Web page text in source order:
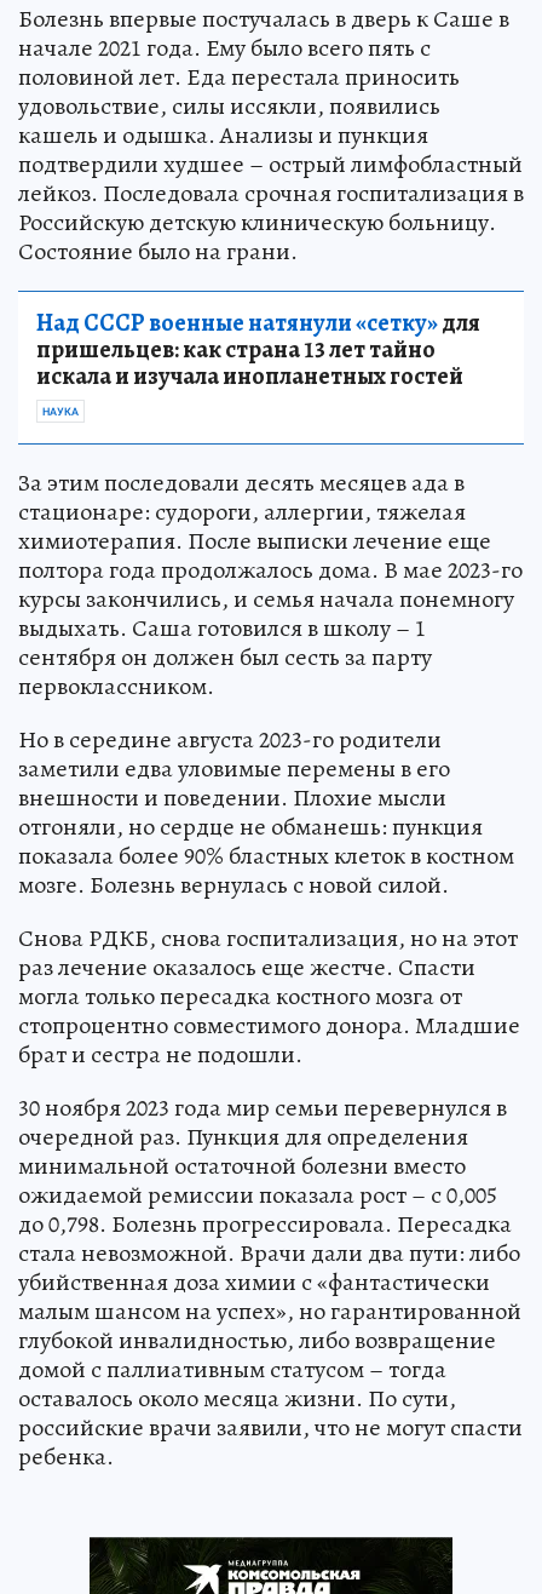
Болезнь впервые постучалась в дверь к Саше в
начале 2021 года. Ему было всего пять с
половиной лет. Еда перестала приносить
удовольствие, силы иссякли, появились
кашель и одышка. Анализы и пункция
подтвердили худшее – острый лимфобластный
лейкоз. Последовала срочная госпитализация в
Российскую детскую клиническую больницу.
Состояние было на грани.
Над СССР военные натянули «сетку»для
пришельцев: как страна 13 лет тайно
искала и изучала инопланетных гостей
НАУКА
За этим последовали десять месяцев ада в
стационаре: судороги, аллергии, тяжелая
химиотерапия. После выписки лечение еще
полтора года продолжалось дома. В мае 2023-го
курсы закончились, и семья начала понемногу
выдыхать. Саша готовился в школу – 1
сентября он должен был сесть за парту
первоклассником.
Но в середине августа 2023-го родители
заметили едва уловимые перемены в его
внешности и поведении. Плохие мысли
отгоняли, но сердце не обманешь: пункция
показала более 90% бластных клеток в костном
мозге. Болезнь вернулась с новой силой.
Снова РДКБ, снова госпитализация, но на этот
раз лечение оказалось еще жестче. Спасти
могла только пересадка костного мозга от
стопроцентно совместимого донора. Младшие
брат и сестра не подошли.
30 ноября 2023 года мир семьи перевернулся в
очередной раз. Пункция для определения
минимальной остаточной болезни вместо
ожидаемой ремиссии показала рост – с 0,005
до 0,798. Болезнь прогрессировала. Пересадка
стала невозможной. Врачи дали два пути: либо
убийственная доза химии с «фантастически
малым шансом на успех», но гарантированной
глубокой инвалидностью, либо возвращение
домой с паллиативным статусом – тогда
оставалось около месяца жизни. По сути,
российские врачи заявили, что не могут спасти
ребенка.